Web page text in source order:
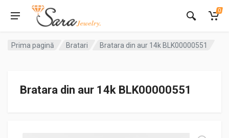
0
Prima pagină Bratari Bratara din aur 14k BLK00000551
Bratara din aur 14k BLK00000551